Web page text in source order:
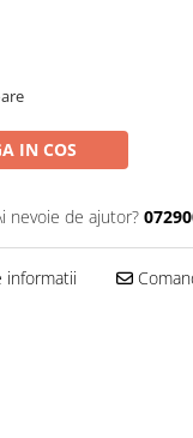
IN COS
nevoie de ajutor?
informatii